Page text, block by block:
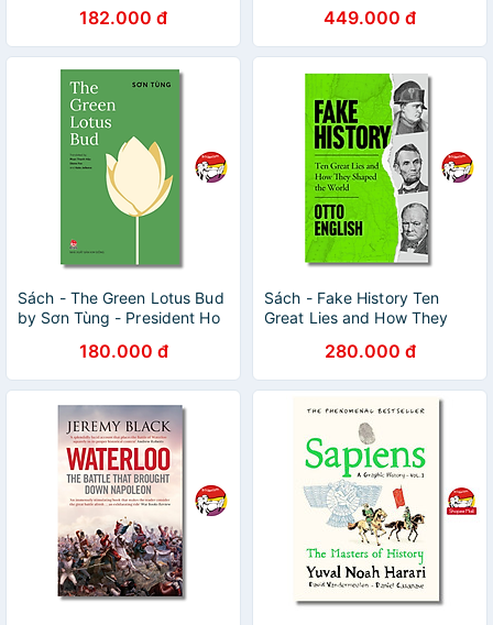
182.000 đ 449.000 đ
Sách - The Green Lotus Bud
by Sơn Tùng - President Ho
Influential Vietnamese
180.000 đ
Sách - Fake History Ten
Great Lies and How They
English | Sách ngoại văn
280.000 đ